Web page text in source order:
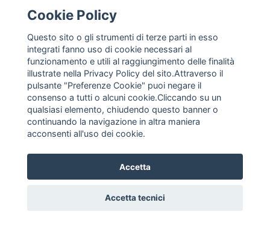
CONDITIONS GÉNÉRALES DE VENTE
ASSISTANCE À LA MACHINE À CRÈME GLACÉE, MAGASIN DE
CRÈME GLACÉE PROFESSIONNEL
ENTREPRISE DE MACHINE À CRÈME GLACÉE NEUVE ET
D'OCCASION, SERVICES DE PIÈCES DE RECHANGE
POLITIQUE DE CONFIDENTIALITÉ
FRANCO ANASTASIO, MACHINE À CRÈME GLACÉE,
CONGÉLATEUR PAR LOTS D'OCCASION
Cookie Policy
Questo sito o gli strumenti di terze parti in esso
integrati fanno uso di cookie necessari al
funzionamento e utili al raggiungimento delle finalità
illustrate nella Privacy Policy del sito.Attraverso il
pulsante "Preferenze Cookie" puoi negare il
consenso a tutti o alcuni cookie.Cliccando su un
qualsiasi elemento, chiudendo questo banner o
continuando la navigazione in altra maniera
acconsenti all'uso dei cookie.
Accetta
Accetta tecnici